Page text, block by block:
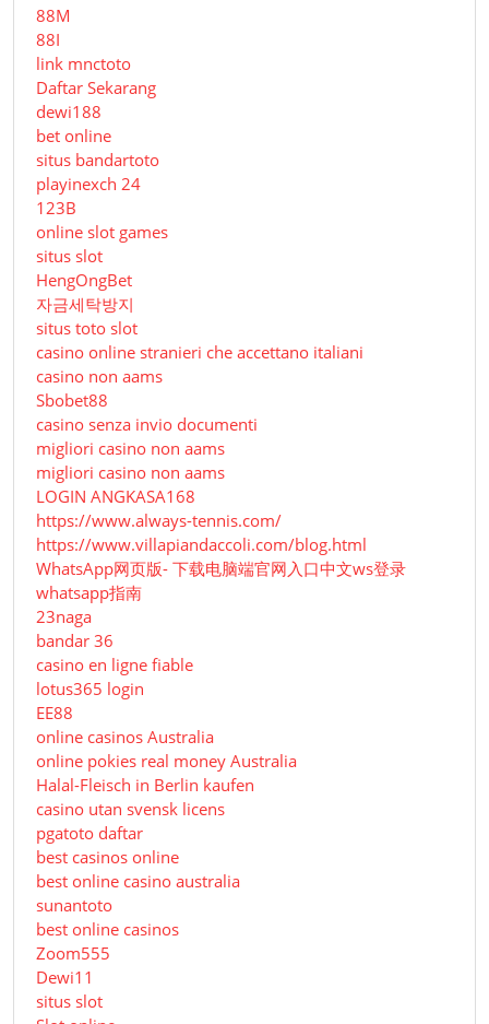
88M
88I
link mnctoto
Daftar Sekarang
dewi188
bet online
situs bandartoto
playinexch 24
123B
online slot games
situs slot
HengOngBet
자금세탁방지
situs toto slot
casino online stranieri che accettano italiani
casino non aams
Sbobet88
casino senza invio documenti
migliori casino non aams
migliori casino non aams
LOGIN ANGKASA168
https://www.always-tennis.com/
https://www.villapiandaccoli.com/blog.html
WhatsApp网页版- 下载电脑端官网入口中文ws登录
whatsapp指南
23naga
bandar 36
casino en ligne fiable
lotus365 login
EE88
online casinos Australia
online pokies real money Australia
Halal-Fleisch in Berlin kaufen
casino utan svensk licens
pgatoto daftar
best casinos online
best online casino australia
sunantoto
best online casinos
Zoom555
Dewi11
situs slot